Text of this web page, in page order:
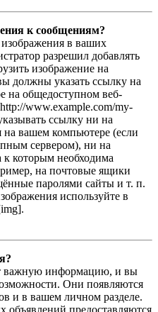
к сообщениям?
в ваших
разрешил добавлять
изображение на
должны указать ссылку на
на общедоступном веб-
www.example.com/my-
ссылку ни на
на вашем компьютере (если
сервером), ни на
к которым необходима
на почтовые ящики
паролями сайты и т. п.
используйте в
важную информацию, и вы
Они появляются
и в вашем личном разделе.
объявлений предоставляются